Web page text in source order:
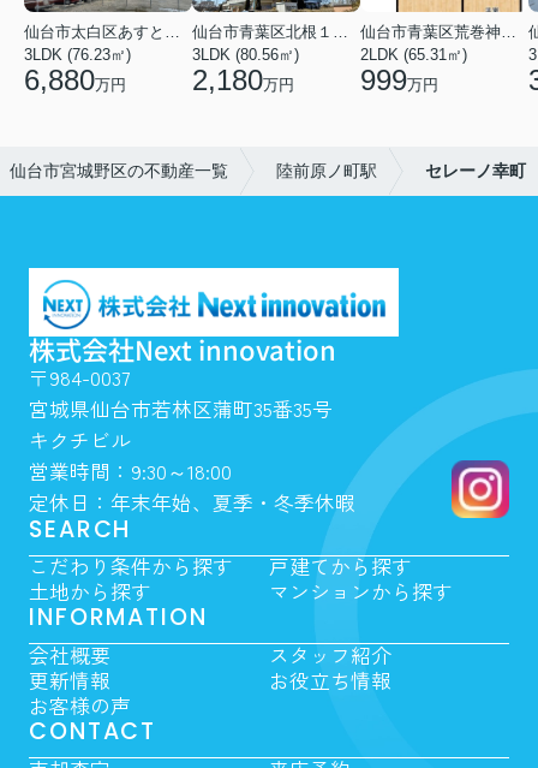
3LDK (76.23㎡)
6,880万円
3LDK (80.56㎡)
2,180万円
2LDK (65.31㎡)
999万円
仙台市宮城野区の不動産一覧 陸前原ノ町駅 セレーノ幸町
株式会社Next innovation
〒984-0037
宮城県仙台市若林区蒲町35番35号
キクチビル
営業時間：9:30～18:00
定休日：年末年始、夏季・冬季休暇
SEARCH
こだわり条件から探す
戸建てから探す
土地から探す
マンションから探す
INFORMATION
会社概要
スタッフ紹介
更新情報
お役立ち情報
お客様の声
CONTACT